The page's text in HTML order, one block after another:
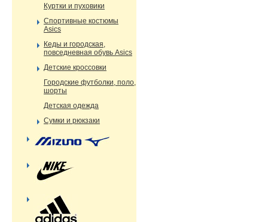
Куртки и пуховики
Спортивные костюмы
Asics
Кеды и городская,
повседневная обувь Asics
Детские кроссовки
Городские футболки, поло,
шорты
Детская одежда
Сумки и рюкзаки